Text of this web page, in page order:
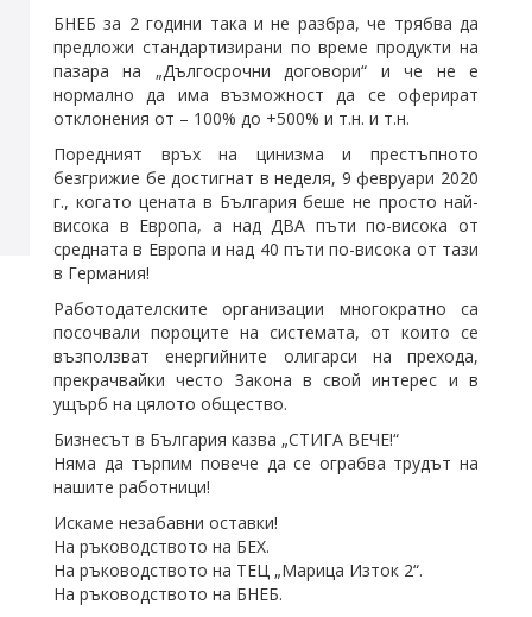
БНЕБ за 2 години така и не разбра, че трябва да
предложи стандартизирани по време продукти на
пазара на „Дългосрочни договори“ и че не е
нормално да има възможност да се оферират
отклонения от – 100% до +500% и т.н. и т.н.
Поредният връх на цинизма и престъпното
безгрижие бе достигнат в неделя, 9 февруари 2020
г., когато цената в България беше не просто най-
висока в Европа, а над ДВА пъти по-висока от
средната в Европа и над 40 пъти по-висока от тази
в Германия!
Работодателските организации многократно са
посочвали пороците на системата, от които се
възползват енергийните олигарси на прехода,
прекрачвайки често Закона в свой интерес и в
ущърб на цялото общество.
Бизнесът в България казва „СТИГА ВЕЧЕ!“
Няма да търпим повече да се ограбва трудът на
нашите работници!
Искаме незабавни оставки!
На ръководството на БЕХ.
На ръководството на ТЕЦ „Марица Изток 2“.
На ръководството на БНЕБ.